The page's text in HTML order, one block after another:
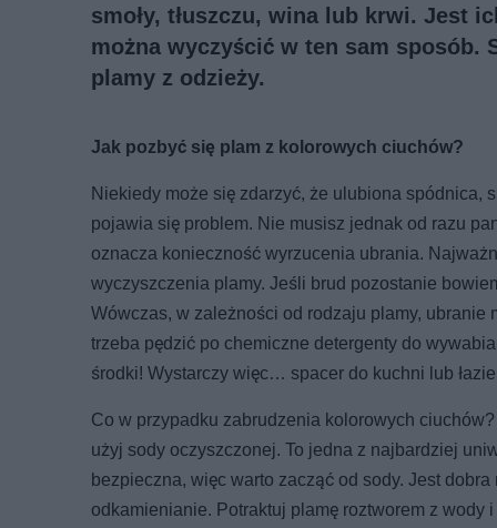
smoły, tłuszczu, wina lub krwi. Jest
można wyczyścić w ten sam sposób.
plamy z odzieży.
Jak pozbyć się plam z kolorowych ciuchów?
Niekiedy może się zdarzyć, że ulubiona spódnica,
pojawia się problem. Nie musisz jednak od razu
oznacza konieczność wyrzucenia ubrania.
wyczyszczenia plamy. Jeśli brud pozostanie
Wówczas, w zależności od rodzaju plamy,
trzeba pędzić po chemiczne detergenty do
środki! Wystarczy więc… spacer do kuchni lub
Co w przypadku zabrudzenia kolorowych
użyj sody oczyszczonej. To jedna z najbardziej
bezpieczna, więc warto zacząć od sody. Jest
odkamienianie. Potraktuj plamę roztworem z wody